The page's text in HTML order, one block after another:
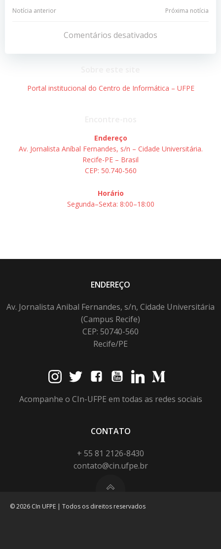
Navegação
Post
Notícia anterior
Navegação
de
Post
Próxima notícia
Comentários desativados
Portal institucional do Centro de Informática – UFPE
Endereço
Av. Jornalista Aníbal Fernandes, s/n – Cidade Universitária.
Recife-PE – Brasil
CEP: 50.740-560
Horário
Segunda–Sexta: 8:00–18:00
ENDEREÇO
Av. Jornalista Anibal Fernandes, s/n, Cidade Universitária
(Campus Recife)
CEP: 50740-560
Recife/PE
Acompanhe o CIn-UFPE em todas as redes sociais
CONTATO
+ 55 81 2126-8430
contato@cin.ufpe.br
© 2026 CIn UFPE | Todos os direitos reservados